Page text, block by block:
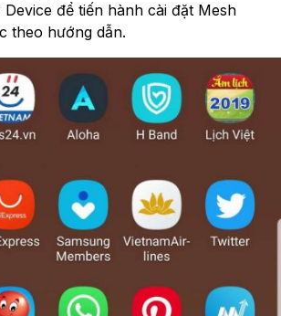
để tiến hành cài đặt Mesh
theo hướng dẫn.